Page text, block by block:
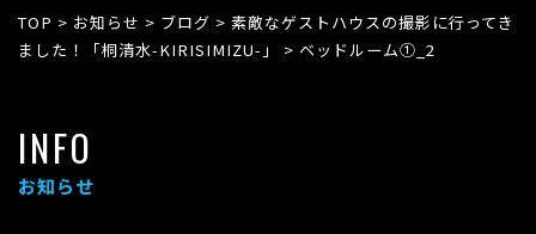
TOP > お知らせ > ブログ > 素敵なゲストハウスの撮影に行ってき
ました！「桐清水-KIRISIMIZU-」
> ベッドルーム①_2
INFO
お知らせ